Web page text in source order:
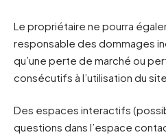
Le propriétaire ne pourra
responsable des dommages
qu’une perte de marché ou
consécutifs à l’utilisation du site.
Des espaces interactifs
questions dans l’espace